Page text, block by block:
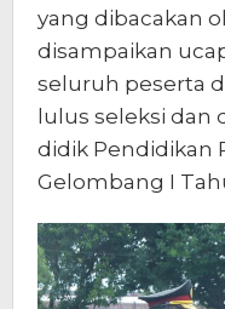
yang dibacakan
disampaikan
seluruh peserta
lulus seleksi dan
didik Pendidikan
Gelombang I